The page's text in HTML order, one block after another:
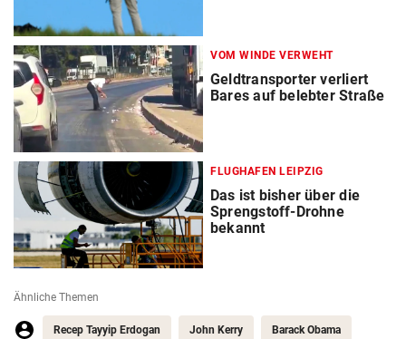
VOM WINDE VERWEHT
Geldtransporter verliert
Bares auf belebter Straße
FLUGHAFEN LEIPZIG
Das ist bisher über die
Sprengstoff-Drohne
bekannt
Ähnliche Themen
Recep Tayyip Erdogan John Kerry Barack Obama